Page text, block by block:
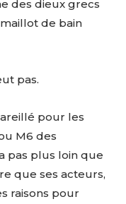
des dieux grecs
de bain
pas.
pour les
M6 des
pas plus loin que
que ses acteurs,
raisons pour